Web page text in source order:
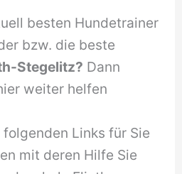
besten Hundetrainer
bzw. die beste
Stegelitz? Dann
weiter helfen
Links für Sie
mit deren Hilfe Sie